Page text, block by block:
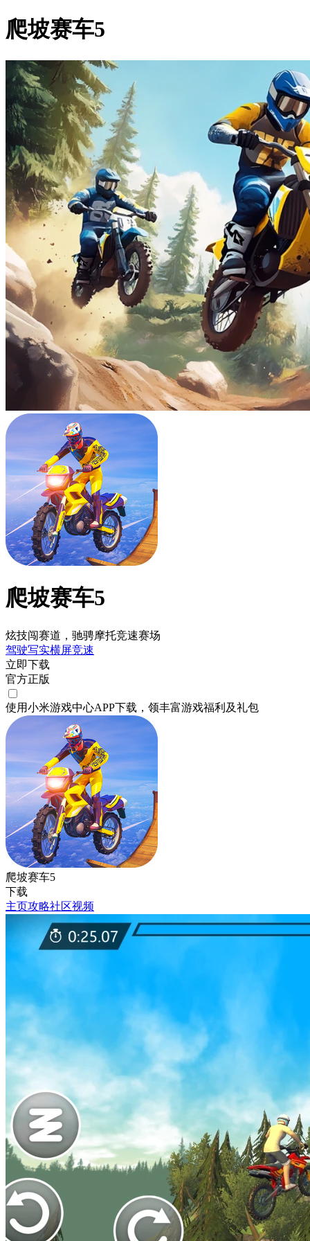
爬坡赛车5
爬坡赛车5
炫技闯赛道，驰骋摩托竞速赛场
驾驶写实横屏竞速
立即下载
官方正版
使用小米游戏中心APP下载 ，领丰富游戏福利 及礼包
爬坡赛车5
下载
主页攻略社区视频